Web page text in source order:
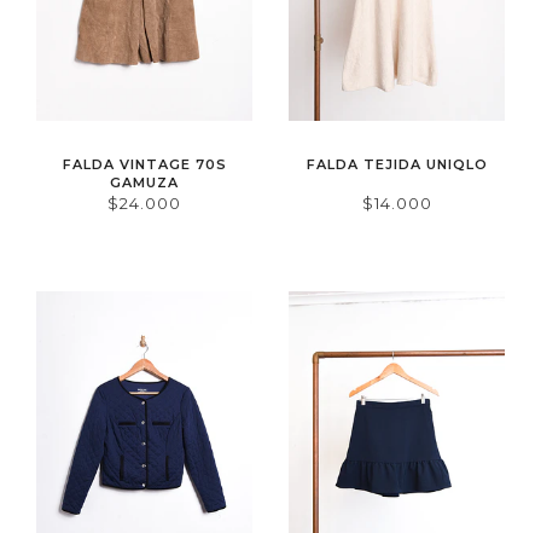
FALDA VINTAGE 70S
GAMUZA
$24.000
FALDA TEJIDA UNIQLO
$14.000